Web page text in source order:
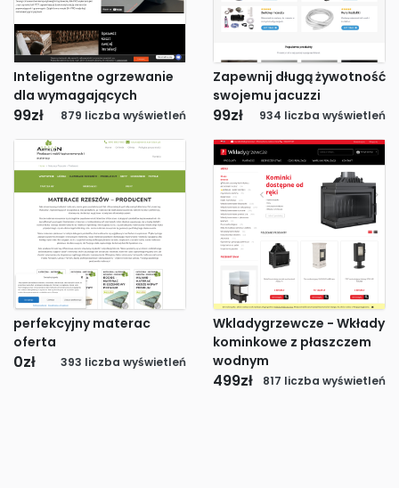
Inteligentne ogrzewanie
dla wymagających
99zł 879 liczba wyświetleń
Zapewnij długą żywotność
swojemu jacuzzi
99zł 934 liczba wyświetleń
perfekcyjny materac
oferta
0zł 393 liczba wyświetleń
Wkladygrzewcze - Wkłady
kominkowe z płaszczem
wodnym
499zł 817 liczba wyświetleń